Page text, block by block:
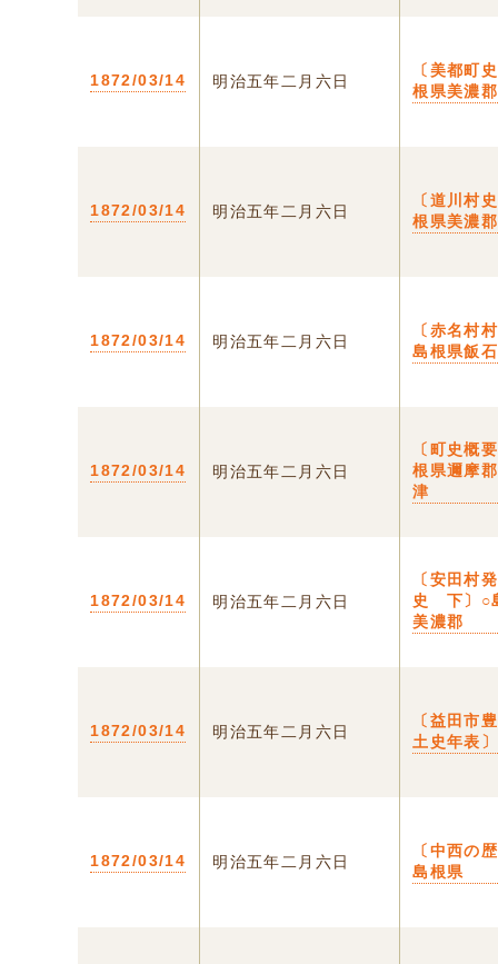
1872/03/14 明治五年二月六日
〔美都町
根県美濃郡
1872/03/14 明治五年二月六日
〔道川村
根県美濃郡
1872/03/14 明治五年二月六日
〔赤名村
島根県飯
1872/03/14 明治五年二月六日
〔町史概
根県邇摩
津
1872/03/14 明治五年二月六日
〔安田村
史 下〕○
美濃郡
1872/03/14 明治五年二月六日
〔益田市
土史年表〕
1872/03/14 明治五年二月六日
〔中西の
島根県